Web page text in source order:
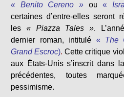
« Benito Cereno »
ou «
certaines d’entre-elles seront
les« Piazza Tales ».
dernier roman, intitulé « The
Grand Escroc).Cette critique
aux États-Unis s’inscrit dans
précédentes, toutes
pessimisme.